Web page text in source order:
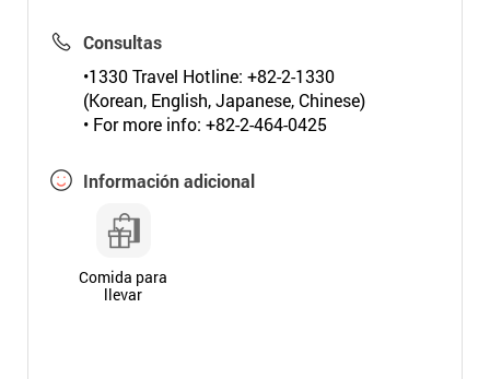
Consultas
•1330 Travel Hotline: +82-2-1330
(Korean, English, Japanese, Chinese)
• For more info: +82-2-464-0425
Información adicional
Comida para
llevar